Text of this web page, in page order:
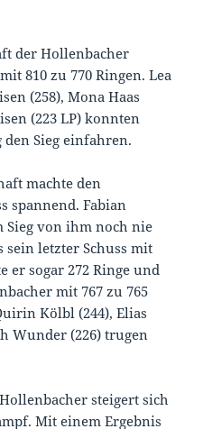
der Hollenbacher
810 zu 770 Ringen. Lea
(258), Mona Haas
(223 LP) konnten
Sieg einfahren.
machte den
spannend. Fabian
Sieg von ihm noch nie
sein letzter Schuss mit
er sogar 272 Ringe und
mit 767 zu 765
Kölbl (244), Elias
Wunder (226) trugen
steigert sich
Mit einem Ergebnis